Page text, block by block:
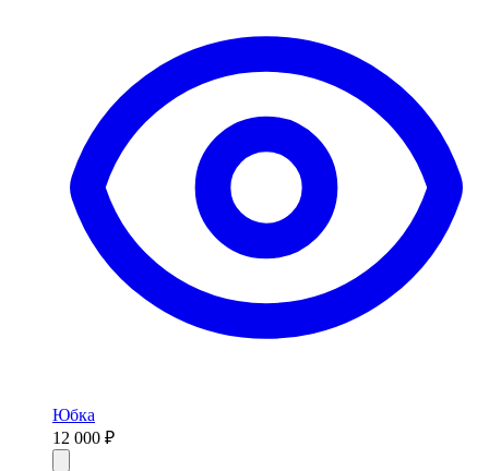
Юбка
12 000 ₽